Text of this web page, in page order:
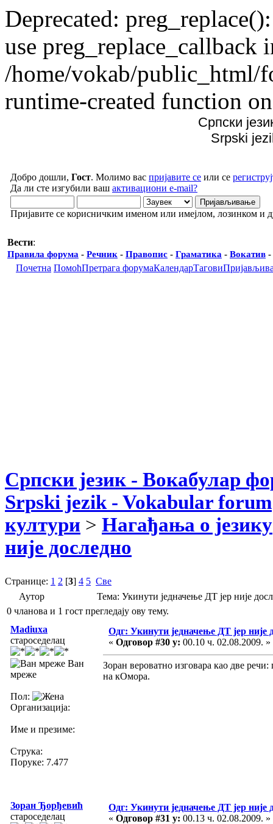
Deprecated:
use preg_replace_callback
/home/vokab/public_html/
runtime-created function
Српски
Srpski
Добро дошли, Гост. Молимо вас пријавите се или се
Да ли сте изгубили ваш активациони e-mail?
Пријавите се корисничким именом или имејлом, лозинком и
Вести:
Правила форума - Речник - Правопис - Граматика - Вокатив -
Почетна ПомоћПретрага форумаКалендарТагови
Српски језик - Вокабулар
Srpski jezik - Vokabular forum
култури > Нагађања о језику
није доследно
Странице: 1 2 [3] 4 5 Све
Аутор
Тема: Укинути једначење ДТ јер није
0 чланова и 1 гост прегледају ову тему.
Madiuxa
староседелац
Ван
мреже
Пол:
Организација:
Име и презиме:
Струка:
Поруке: 7.477
Одг: Укинути једначење ДТ јер није
« Одговор #30 у: 00.10 ч. 02.08.2009. »
Зоран вероватно изговара као две
на кОмора.
Зоран Ђорђевић
староседелац
Одг: Укинути једначење ДТ јер није
« Одговор #31 у: 00.13 ч. 02.08.2009. »